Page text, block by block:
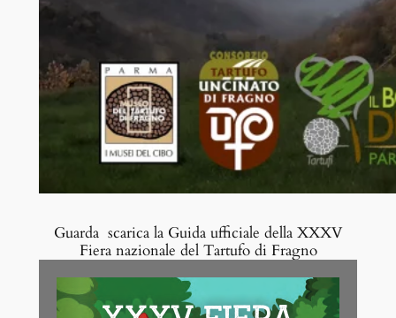
Guarda scarica la Guida ufficiale della XXXV
Fiera nazionale del Tartufo di Fragno